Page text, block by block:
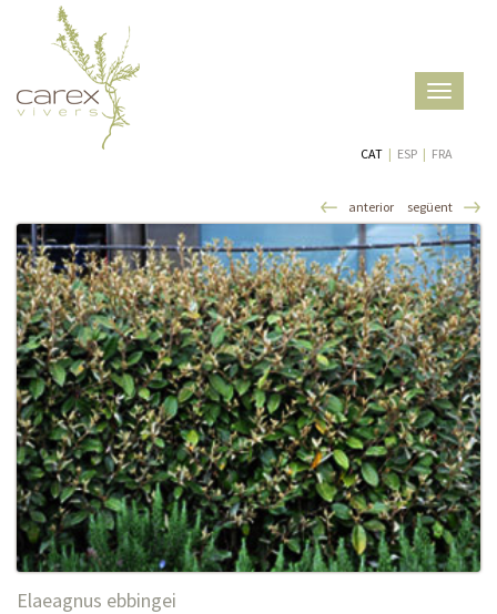
Toggle
CAT | ESP | FRA
anterior següent
Elaeagnus ebbingei